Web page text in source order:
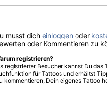
musst dich einloggen oder
oder Kommentieren zu
registrieren?
registrierter Besucher kannst Du
für Tattoos und erhältst
kommentieren, Dein eigenes Tattoo